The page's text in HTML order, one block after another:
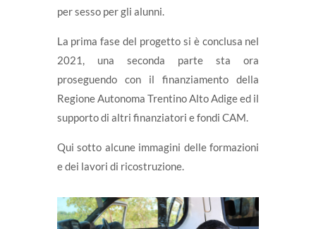
per sesso per gli alunni.
La prima fase del progetto si è conclusa nel
2021, una seconda parte sta ora
proseguendo con il finanziamento della
Regione Autonoma Trentino Alto Adige ed il
supporto di altri finanziatori e fondi CAM.
Qui sotto alcune immagini delle formazioni
e dei lavori di ricostruzione.